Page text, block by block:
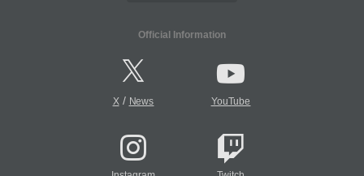
Official Information
X/ News YouTube